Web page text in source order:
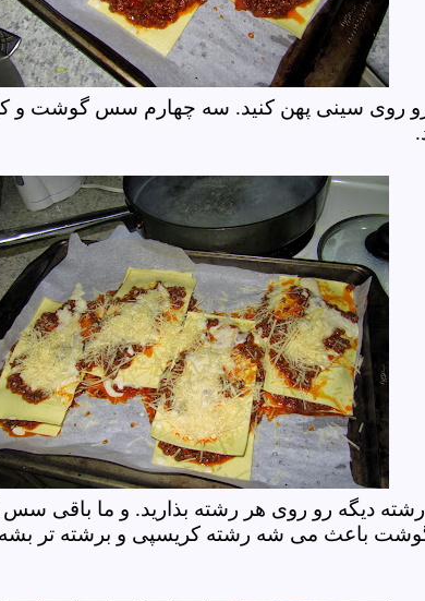
رو روی سینی پهن کنید. سه چهارم سس گوشت
دیگه رو روی هر رشته بذارید. و ما باقی
باعث می شه رشته کریسپی و برشته تر بشه.